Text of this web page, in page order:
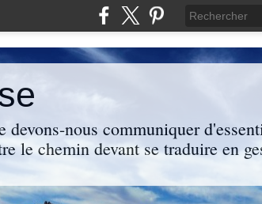
devons-nous communiquer
le chemin devant se traduire en